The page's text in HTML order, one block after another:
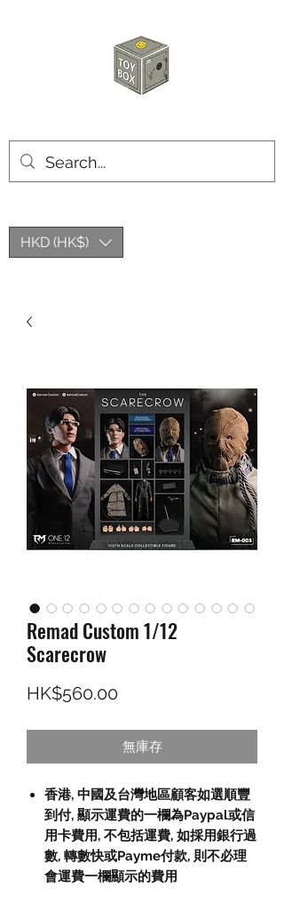
HKD (HK$)
Remad Custom 1/12
Scarecrow
HK$560.00價格
無庫存
香港, 中國及台灣地區顧客如選順豐
到付, 顯示運費的一欄為Paypal或信
用卡費用, 不包括運費, 如採用銀行過
數, 轉數快或Payme付款, 則不必理
會運費一欄顯示的費用